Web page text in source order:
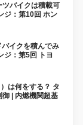
バイクは積載可
ジ：第10回 ホン
バイクを積んでみ
ジ：第5回 トヨ
は何をする？ タ
| 内燃機関超基